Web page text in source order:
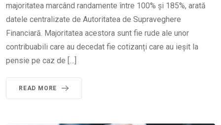
majoritatea marcând randamente între 100% și 185%, arată
datele centralizate de Autoritatea de Supraveghere
Financiară. Majoritatea acestora sunt fie rude ale unor
contribuabili care au decedat fie cotizanți care au ieșit la
pensie pe caz de […]
READ MORE